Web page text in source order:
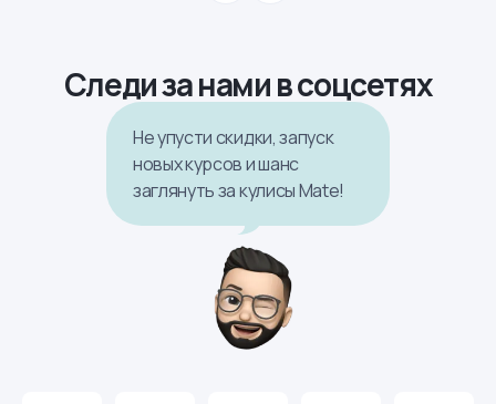
Следи за нами в соцсетях
Не упусти скидки, запуск
новых курсов и шанс
заглянуть за кулисы Mate!